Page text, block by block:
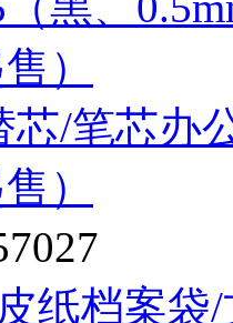
芯/笔芯办
）